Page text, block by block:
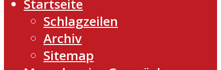
Startseite
Schlagzeilen
Archiv
Sitemap